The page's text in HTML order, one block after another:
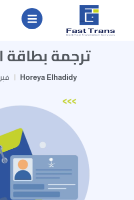
ترجمة بطاقة
Horeya Elhadidy فبراير